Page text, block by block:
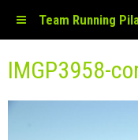
Team Running
IMGP3958-